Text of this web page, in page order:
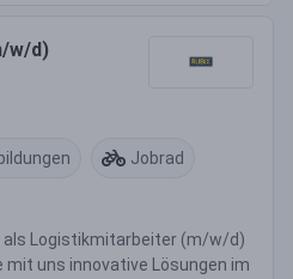
w/d)
Jobrad
als Logistikmitarbeiter (m/w/d)
uns innovative Lösungen im